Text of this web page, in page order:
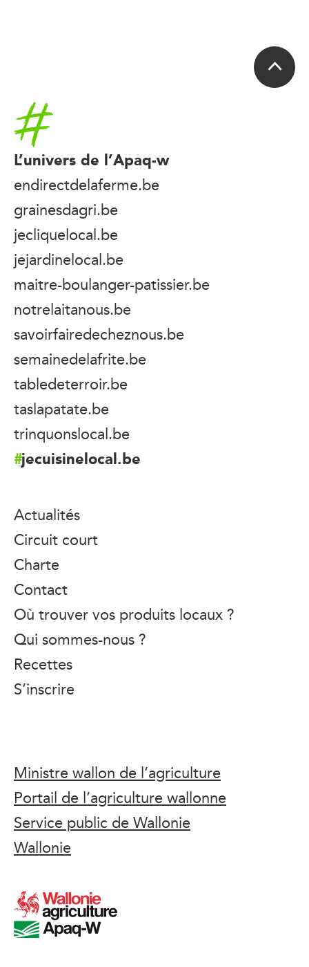
Accueil
L’univers de l’Apaq-w
endirectdelaferme.be
grainesdagri.be
jecliquelocal.be
jejardinelocal.be
maitre-boulanger-patissier.be
notrelaitanous.be
savoirfairedecheznous.be
semainedelafrite.be
tabledeterroir.be
taslapatate.be
trinquonslocal.be
jecuisinelocal.be
Actualités
Circuit court
Charte
Contact
Où trouver vos produits locaux ?
Qui sommes-nous ?
Recettes
S’inscrire
Ministre wallon de l’agriculture
Portail de l’agriculture wallonne
Service public de Wallonie
Wallonie